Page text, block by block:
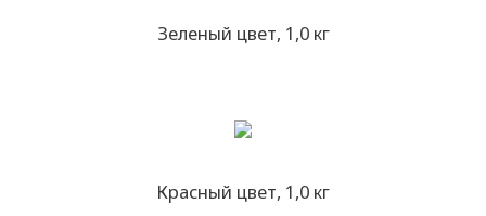
Зеленый цвет, 1,0 кг
Красный цвет, 1,0 кг